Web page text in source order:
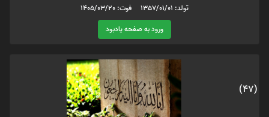
تولد: 1357/01/01 فوت: 1405/03/20
ورود به صفحه یادبود
(47)